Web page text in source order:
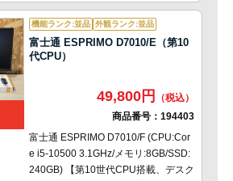
機能ランク:並品 外観ランク:並品
富士通 ESPRIMO D7010/E（第10
代CPU）
49,800円
商品番号： 194403
富士通 ESPRIMO D7010/F (CPU:Cor
e i5-10500 3.1GHz/メモリ:8GB/SSD:
240GB) 【第10世代CPU搭載、デスク